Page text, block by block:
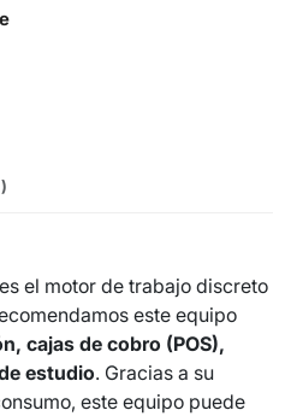
es el motor de trabajo discreto
este equipo
cajas de cobro (POS),
estudio. Gracias a su
este equipo puede